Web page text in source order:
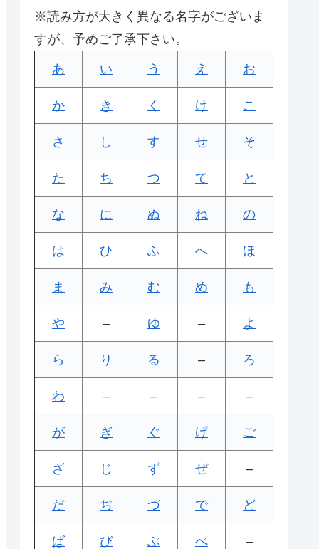
※読み方が大きく異なる名字がございま
すが、予めご了承下さい。
あ い う え お
か き く け こ
さ し す せ そ
た ち つ て と
な に ぬ ね の
は ひ ふ へ ほ
ま み む め も
や – ゆ – よ
ら り る – ろ
わ – – – –
が ぎ ぐ げ ご
ざ じ ず ぜ –
だ ぢ づ で ど
ば び ぶ べ –